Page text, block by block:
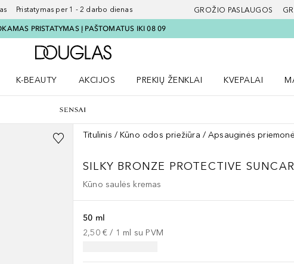
Pristatymas per 1 - 2 darbo dienas GROŽIO PASLAUGOS
PRISTATYMAS Į PAŠTOMATUS IKI 08 09
Į Douglas pagrindinį puslapį
K-BEAUTY
AKCIJOS
PREKIŲ ŽENKLAI
KVEPALAI
Titulinis Kūno odos priežiūra Apsauginės
SILKY BRONZE PROTECTIVE
Kūno saulės kremas
50 ml
2,50 € / 1 ml su PVM